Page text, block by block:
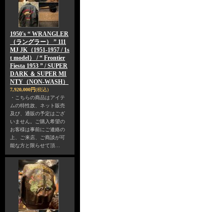
1950's “ WRANGLER
（ラングラー） ” 111
MJ JK（1951-1957 / 1s
t model） / “ Frontier
Fiesta 1953 ” / SUPER
DARK ＆ SUPER MI
NTY（NON-WASH）
7,920,000円(税込)
・こちらの商品はアイテ
ムの特性故、ネット販売
及び、通販の予定はござ
いません。ご購入希望の
お客様は事前にご連絡の
上、ご来店、ご商談が可
能な方と限らせて頂…